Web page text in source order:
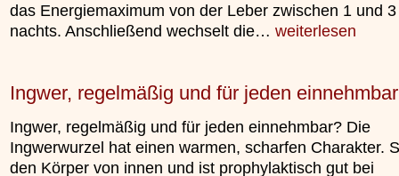
das Energiemaximum von der Leber zwischen 1 und
nachts. Anschließend wechselt die… weiterlesen
Ingwer, regelmäßig und für jeden
Ingwer, regelmäßig und für jeden einnehmbar? Die
Ingwerwurzel hat einen warmen, scharfen Charakter.
den Körper von innen und ist prophylaktisch gut bei